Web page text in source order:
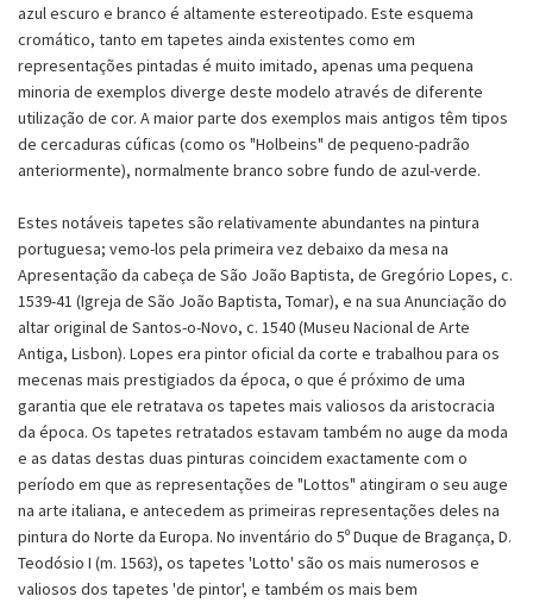
azul escuro e branco é altamente estereotipado. Este esquema
cromático, tanto em tapetes ainda existentes como em
representações pintadas é muito imitado, apenas uma pequena
minoria de exemplos diverge deste modelo através de diferente
utilização de cor. A maior parte dos exemplos mais antigos têm tipos
de cercaduras cúficas (como os "Holbeins" de pequeno-padrão
anteriormente), normalmente branco sobre fundo de azul-verde.
Estes notáveis tapetes são relativamente abundantes na pintura
portuguesa; vemo-los pela primeira vez debaixo da mesa na
Apresentação da cabeça de São João Baptista, de Gregório Lopes, c.
1539-41 (Igreja de São João Baptista, Tomar), e na sua Anunciação do
altar original de Santos-o-Novo, c. 1540 (Museu Nacional de Arte
Antiga, Lisbon). Lopes era pintor oficial da corte e trabalhou para os
mecenas mais prestigiados da época, o que é próximo de uma
garantia que ele retratava os tapetes mais valiosos da aristocracia
da época. Os tapetes retratados estavam também no auge da moda
e as datas destas duas pinturas coincidem exactamente com o
período em que as representações de "Lottos" atingiram o seu auge
na arte italiana, e antecedem as primeiras representações deles na
pintura do Norte da Europa. No inventário do 5º Duque de Bragança, D.
Teodósio I (m. 1563), os tapetes 'Lotto' são os mais numerosos e
valiosos dos tapetes 'de pintor', e também os mais bem